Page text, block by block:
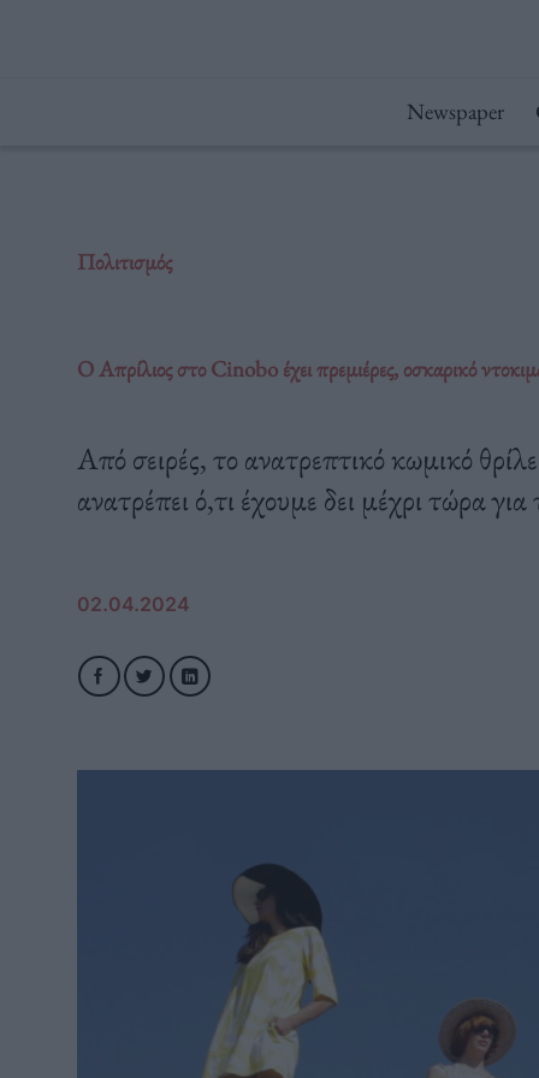
Newspaper
Πολιτισμός
Ο Απρίλιος στο Cinobo έχει πρεμιέρες, οσκαρικό
Από σειρές, το ανατρεπτικό κωμικό
ανατρέπει ό,τι έχουμε δει μέχρι τώρα
02.04.2024